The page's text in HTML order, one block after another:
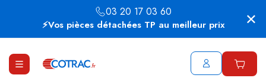
⚡Vos pièces détachées TP au meilleur prix
03 20 17 03 60